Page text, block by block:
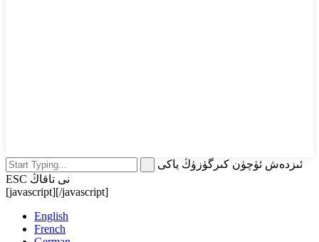
ئىزدەش ئۈچۈن كىرگۈزۈڭ ياكى
ESC نى تاقاڭ
[javascript][/javascript]
English
French